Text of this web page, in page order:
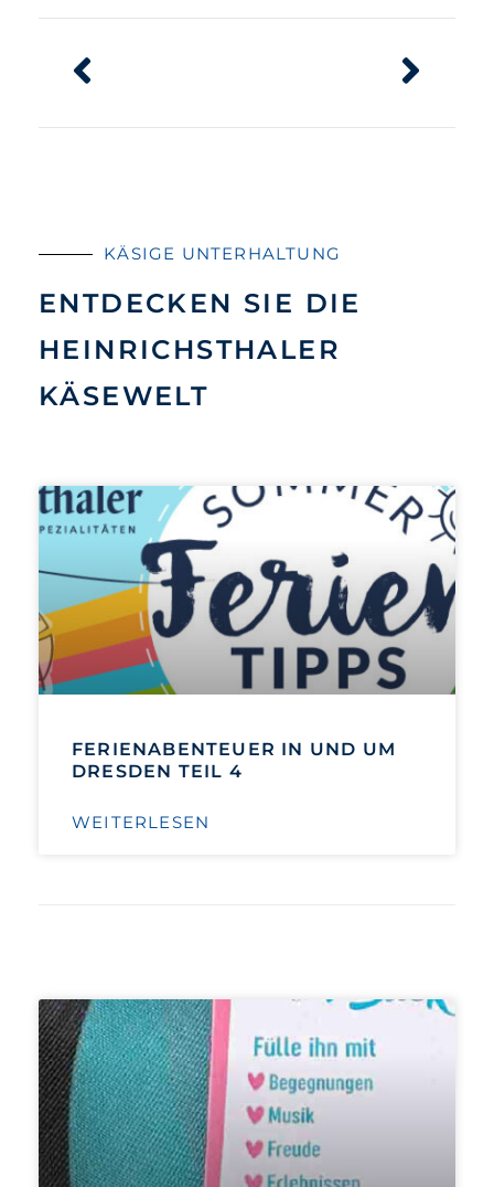
KÄSIGE UNTERHALTUNG
ENTDECKEN SIE DIE
HEINRICHSTHALER
KÄSEWELT
FERIENABENTEUER IN UND UM
DRESDEN TEIL 4
WEITERLESEN